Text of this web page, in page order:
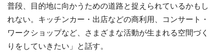
普段、目的地に向かうための道路と捉えられているかもし
れない。キッチンカー・出店などの商利用、コンサート・
ワークショップなど、さまざまな活動が生まれる空間づく
りをしていきたい」と話す。